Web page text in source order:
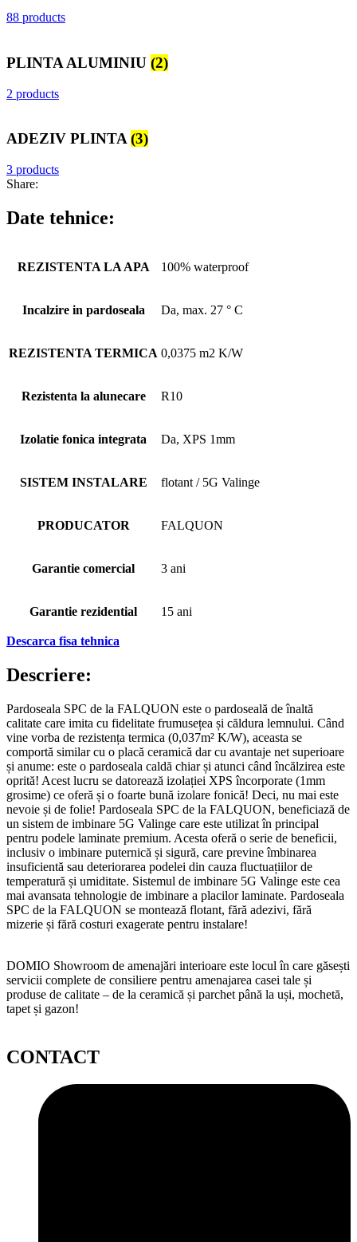
88 products
PLINTA ALUMINIU (2)
2 products
ADEZIV PLINTA(3)
3 products
Share:
Date tehnice:
REZISTENTA LA APA 100% waterproof
Incalzire in pardoseala Da, max. 27 ° C
REZISTENTA TERMICA 0,0375 m2 K/W
Rezistenta la alunecare R10
Izolatie fonica integrata Da, XPS 1mm
SISTEM INSTALARE flotant / 5G Valinge
PRODUCATOR FALQUON
Garantie comercial 3 ani
Garantie rezidential 15 ani
Descarca fisa tehnica
Descriere:
Pardoseala SPC de la FALQUON este o pardoseală de înaltă
calitate care imita cu fidelitate frumusețea și căldura lemnului. Când
vine vorba de rezistența termica (0,037m² K/W), aceasta se
comportă similar cu o placă ceramică dar cu avantaje net superioare
și anume: este o pardoseala caldă chiar și atunci când încălzirea este
oprită! Acest lucru se datorează izolației XPS încorporate (1mm
grosime) ce oferă și o foarte bună izolare fonică! Deci, nu mai este
nevoie și de folie! Pardoseala SPC de la FALQUON, beneficiază de
un sistem de imbinare 5G Valinge care este utilizat în principal
pentru podele laminate premium. Acesta oferă o serie de beneficii,
inclusiv o imbinare puternică și sigură, care previne îmbinarea
insuficientă sau deteriorarea podelei din cauza fluctuațiilor de
temperatură și umiditate. Sistemul de imbinare 5G Valinge este cea
mai avansata tehnologie de imbinare a placilor laminate. Pardoseala
SPC de la FALQUON se montează flotant, fără adezivi, fără
mizerie și fără costuri exagerate pentru instalare!
DOMIO Showroom de amenajări interioare este locul în care găsești
servicii complete de consiliere pentru amenajarea casei tale și
produse de calitate – de la ceramică și parchet până la uși, mochetă,
tapet și gazon!
CONTACT